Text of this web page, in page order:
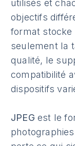
utilisés et
objectifs
format stocke
seulement la
qualité, le
compatibilité
dispositifs
JPEG est le